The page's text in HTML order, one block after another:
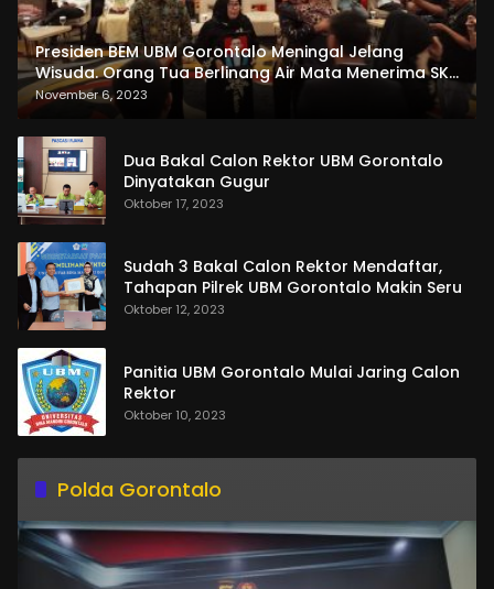
Presiden BEM UBM Gorontalo Meningal Jelang
Wisuda. Orang Tua Berlinang Air Mata Menerima SKL
dan Pemasangan Salempang
November 6, 2023
Dua Bakal Calon Rektor UBM Gorontalo
Dinyatakan Gugur
Oktober 17, 2023
Sudah 3 Bakal Calon Rektor Mendaftar,
Tahapan Pilrek UBM Gorontalo Makin Seru
Oktober 12, 2023
Panitia UBM Gorontalo Mulai Jaring Calon
Rektor
Oktober 10, 2023
Polda Gorontalo